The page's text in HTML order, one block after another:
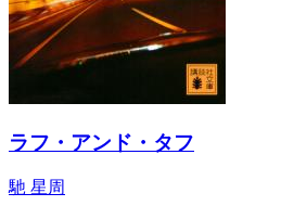
ラフ・アンド・タフ
馳 星周